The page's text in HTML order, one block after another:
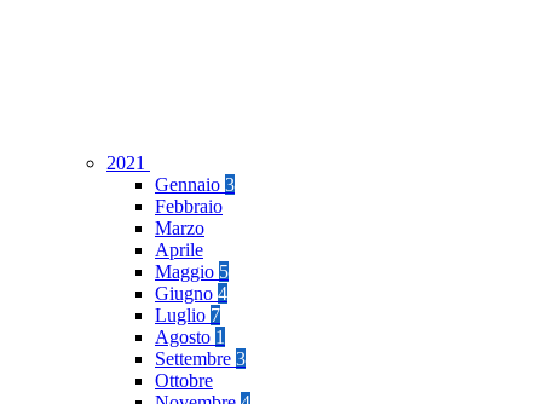
2021
Gennaio 3
Febbraio
Marzo
Aprile
Maggio 5
Giugno 4
Luglio 7
Agosto 1
Settembre 3
Ottobre